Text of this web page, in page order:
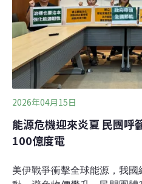
2026年04月15日
能源危機迎來炎夏 民團呼
100億度電
美伊戰爭衝擊全球能源，我